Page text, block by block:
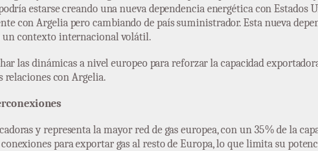
estarse creando una nueva dependencia energética con Estados
con Argelia pero cambiando de país suministrador. Esta nueva
un contexto internacional volátil.
las dinámicas a nivel europeo para reforzar la capacidad
relaciones con Argelia.
y representa la mayor red de gas europea, con un 35% de la
para exportar gas al resto de Europa, lo que limita su